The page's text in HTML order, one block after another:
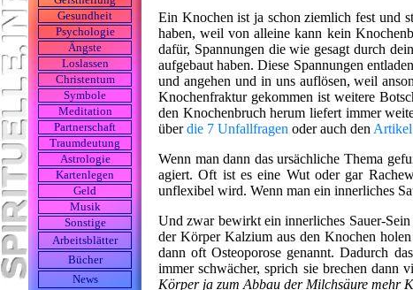
Gesundheit
Psychologie
Ängste
Loslassen
Christentum
Symbole
Meditation
Partnerschaft
Traumdeutung
Astrologie
Kartenlegen
Geld
Musik
Sonstige
Arbeits­blätter
Bücher
News
Ein Knochen ist ja schon ziemlich fest und
haben, weil von alleine kann kein
dafür, Spannungen die wie gesagt durch
aufgebaut haben. Diese Spannungen
und angehen und in uns auflösen, weil
Knochenfraktur gekommen ist weitere
den Knochenbruch herum liefert immer
überdie 7 Unfallfragen oder auch den Artikel
Wenn man dann das ursächliche Thema
agiert. Oft ist es eine Wut oder gar
unflexibel wird. Wenn man ein innerliches
Und zwar bewirkt ein innerliches Sauer-
der Körper Kalzium aus den Knochen
dann oft Osteoporose genannt. Dadurch
immer schwächer, sprich sie brechen dann
Körper ja zum Abbau der Milchsäure mehr